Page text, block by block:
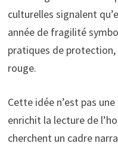
culturelles signalent
année de fragilité
pratiques de
rouge.
Cette idée n’est pas
enrichit la lecture de
cherchent un cadre